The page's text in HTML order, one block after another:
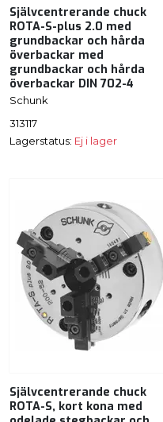
Självcentrerande chuck
ROTA-S-plus 2.0 med
grundbackar och hårda
överbackar med
grundbackar och hårda
överbackar DIN 702-4
Schunk
313117
Lagerstatus: Ej i lager
Självcentrerande chuck
ROTA-S, kort kona med